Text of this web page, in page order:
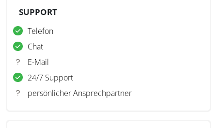
SUPPORT
Telefon
Chat
E-Mail
24/7 Support
persönlicher Ansprechpartner